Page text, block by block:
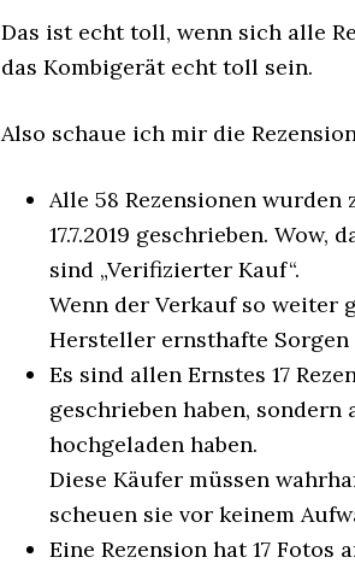
Das ist echt toll, wenn sich alle
das Kombigerät echt toll sein.
Also schaue ich mir die
Alle 58 Rezensionen wurden
17.7.2019 geschrieben. Wow,
sind „Verifizierter Kauf“.
Wenn der Verkauf so weiter
Hersteller ernsthafte Sorgen
Es sind allen Ernstes 17
geschrieben haben,
hochgeladen haben.
Diese Käufer müssen
scheuen sie vor keinem
Eine Rezension hat 17 Fotos